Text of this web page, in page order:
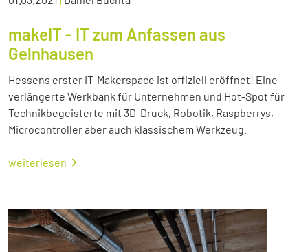
makeIT - IT zum Anfassen aus
Gelnhausen
Hessens erster IT-Makerspace ist offiziell eröffnet! Eine
verlängerte Werkbank für Unternehmen und Hot-Spot für
Technikbegeisterte mit 3D-Druck, Robotik, Raspberrys,
Microcontroller aber auch klassischem Werkzeug.
weiterlesen